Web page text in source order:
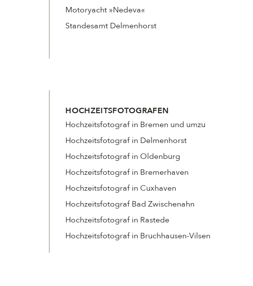
Motoryacht »Nedeva«
Standesamt Delmenhorst
HOCHZEITSFOTOGRAFEN
Hochzeitsfotograf in Bremen und umzu
Hochzeitsfotograf in Delmenhorst
Hochzeitsfotograf in Oldenburg
Hochzeitsfotograf in Bremerhaven
Hochzeitsfotograf in Cuxhaven
Hochzeitsfotograf Bad Zwischenahn
Hochzeitsfotograf in Rastede
Hochzeitsfotograf in Bruchhausen-Vilsen